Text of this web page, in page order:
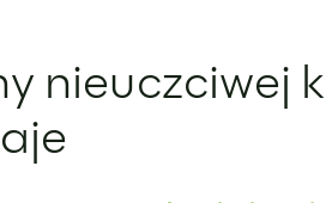
nieuczciwej